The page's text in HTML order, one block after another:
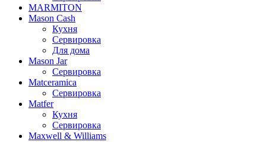
MARMITON
Mason Cash
Кухня
Сервировка
Для дома
Mason Jar
Сервировка
Matceramica
Сервировка
Matfer
Кухня
Сервировка
Maxwell & Williams